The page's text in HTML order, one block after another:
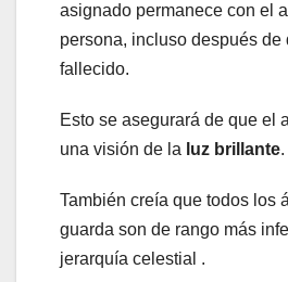
asignado permanece con el
persona, incluso después de
fallecido.
Esto se asegurará de que el
una visión de la luz brillante.
También creía que todos los
guarda son de rango más
jerarquía celestial .